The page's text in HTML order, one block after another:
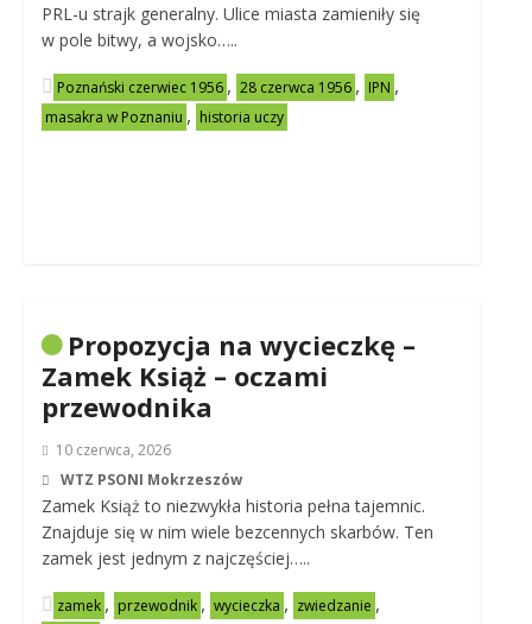
PRL-u strajk generalny. Ulice miasta zamieniły się
w pole bitwy, a wojsko…..
Poznański czerwiec 1956 , 28 czerwca 1956 , IPN ,
masakra w Poznaniu , historia uczy
Propozycja na wycieczkę –
Zamek Książ – oczami
przewodnika
10 czerwca, 2026
WTZ PSONI Mokrzeszów
Zamek Książ to niezwykła historia pełna tajemnic.
Znajduje się w nim wiele bezcennych skarbów. Ten
zamek jest jednym z najczęściej…..
zamek , przewodnik , wycieczka , zwiedzanie ,